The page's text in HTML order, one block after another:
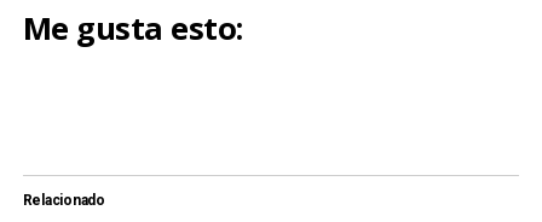
Me gusta esto:
Relacionado